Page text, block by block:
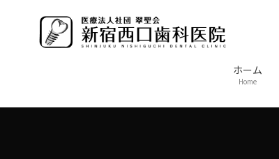
移
ン
ホーム
Home